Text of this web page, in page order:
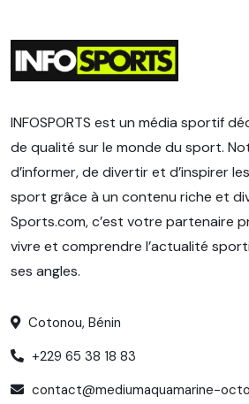
INFOSPORTS est un média sportif
de qualité sur le monde du sport.
d’informer, de divertir et d’inspirer
sport grâce à un contenu riche et
Sports.com, c’est votre partenaire
vivre et comprendre l’actualité
ses angles.
Cotonou, Bénin
+229 65 38 18 83
contact@mediumaquamarine-